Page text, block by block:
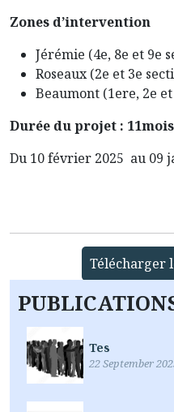
Zones d’intervention
Jérémie (4e, 8e et 9e
Roseaux (2e et 3e
Beaumont (1ere, 2e
Durée du projet : 11mois
Du 10 février 2025 au 09
Télécharger
Tes
22 September